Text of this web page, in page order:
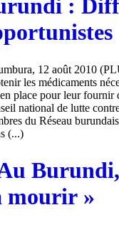
:
12 août 2010
les médicaments
place pour leur fournir
national de lutte
du Réseau
(...)
mourir »